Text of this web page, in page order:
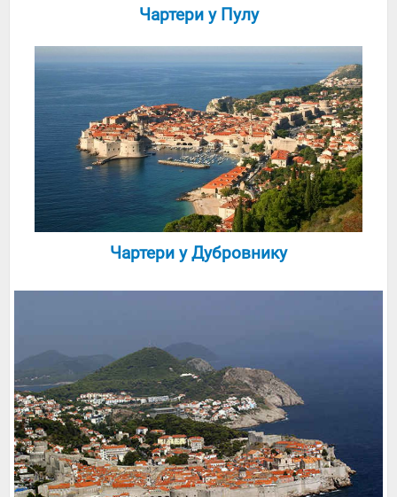
Чартери у Пулу
Чартери у Дубровнику